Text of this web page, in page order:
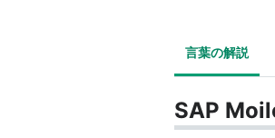
言葉の解説
SAP